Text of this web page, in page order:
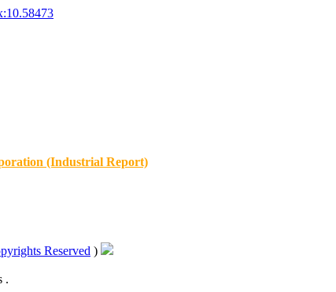
(Industrial Report)
Reserved )
.